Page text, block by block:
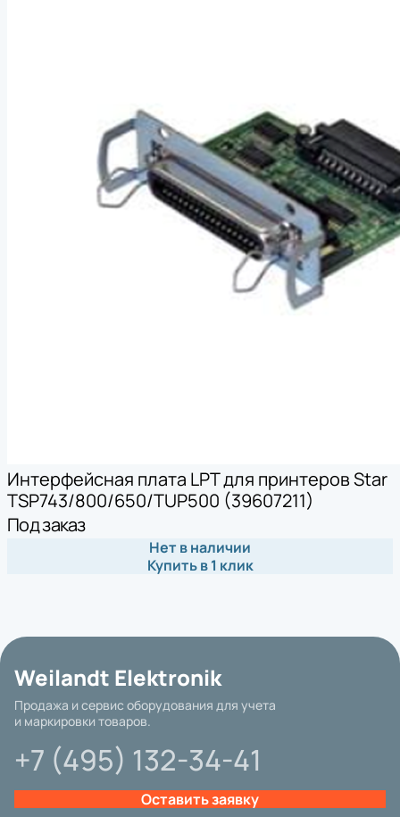
Интерфейсная плата LPT для принтеров Star
TSP743/800/650/TUP500 (39607211)
Под заказ
Нет в наличии
Купить в 1 клик
Weilandt Elektronik
Продажа и сервис оборудования для учета
и маркировки товаров.
+7 (495) 132-34-41
Оставить заявку